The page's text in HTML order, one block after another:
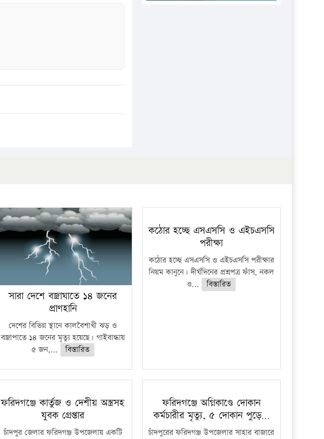
সারা দেশে বজ্রাঘাতে ১৪ জনের
প্রাণহানি
দেশের বিভিন্ন স্থানে কালবৈশাখী ঝড় ও
বজ্রাপাতে ১৪ জনের মৃত্যু হয়েছে। গাইবান্ধায়
৫ জন,...
বিস্তারিত
কঠোর হচ্ছে এসএসসি ও এইচএসসি
পরীক্ষা
কঠোর হচ্ছে এসএসসি ও এইচএসসি পরীক্ষার
নিয়ম কানুনে। দীর্ঘদিনের প্রশ্নপত্র ফাঁস, নকল
ও...
বিস্তারিত
ফরিদগঞ্জে কার্তুজ ও দেশীয় অস্ত্রসহ
যুবক গ্রেপ্তার
চাঁদপুর জেলার ফরিদগঞ্জ উপজেলায় একটি
ফরিদগঞ্জে অগ্নিকাণ্ডে দোকান
কর্মচারীর মৃত্যু, ৫ দোকান পুড়ে…
চাঁদপুরের ফরিদগঞ্জ উপজেলার সাহার বাজারে